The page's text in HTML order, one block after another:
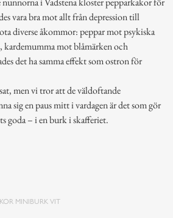
vara bra mot allt från depression till
diverse åkommor: peppar mot psykiska
kardemumma mot blåmärken och
det ha samma effekt som ostron för
men vi tror att de väldoftande
sig en paus mitt i vardagen är det som gör
goda – i en burk i skafferiet.
MINIBURK VIT